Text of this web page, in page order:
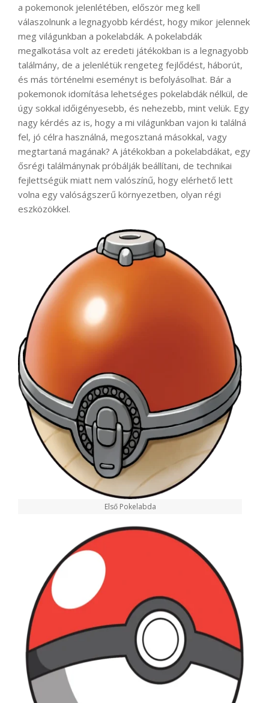
a pokemonok jelenlétében, először meg kell
válaszolnunk a legnagyobb kérdést, hogy mikor jelennek
meg világunkban a pokelabdák. A pokelabdák
megalkotása volt az eredeti játékokban is a legnagyobb
találmány, de a jelenlétük rengeteg fejlődést, háborút,
és más történelmi eseményt is befolyásolhat. Bár a
pokemonok idomítása lehetséges pokelabdák nélkül, de
úgy sokkal időigényesebb, és nehezebb, mint velük. Egy
nagy kérdés az is, hogy a mi világunkban vajon ki találná
fel, jó célra használná, megosztaná másokkal, vagy
megtartaná magának? A játékokban a pokelabdákat, egy
ősrégi találmánynak próbálják beállítani, de technikai
fejlettségük miatt nem valószínű, hogy elérhető lett
volna egy valóságszerű környezetben, olyan régi
eszközökkel.
Első Pokelabda